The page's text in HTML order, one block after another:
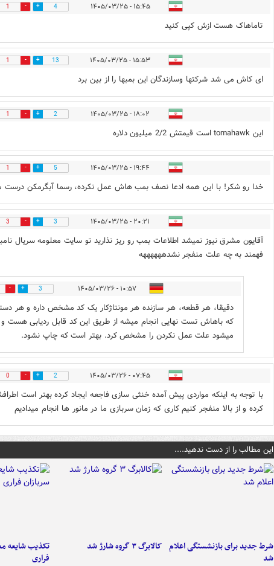
۱۵:۴۵ - ۱۴۰۵/۰۳/۲۵ 4
1
تاماهاک هست ازش کپی کنید
۱۵:۵۳ - ۱۴۰۵/۰۳/۲۵ 13
1
ای کاش می شد شرکتها وسازندگان این بمبها را از بین برد
۱۸:۰۲ - ۱۴۰۵/۰۳/۲۵ 2
1
این tomahawk است قیمتش 2/2 میلیون دلاره
۱۹:۴۴ - ۱۴۰۵/۰۳/۲۵ 5
1
خدا رو شکر! با این همه ادعا نصف بمب هاش عمل نکرده، رسما آبگرمکن درست
۲۰:۲۱ - ۱۴۰۵/۰۳/۲۵ 3
3
آقایون مشرق نیوز نمیشد اطلاعات بمب رو ریز نذارید تو سایت معلومه سریال
فهمند به چه علت منفجر نشدههههههه
۱۰:۵۷ - ۱۴۰۵/۰۳/۲۶ 3
دقیقا، هر قطعه، هر سازنده هر مونتاژکار یک کد مشخص داره و هر
که باهاش تست نهایی انجام میشه از طریق این کد قابل ردیابی هست و
میشود علت عمل نکردن را مشخص کرد. بهتر است که چاپ نشود.
۰۷:۴۵ - ۱۴۰۵/۰۳/۲۶ 2
0
با توجه به اینکه مواردی پیش آمده خنثی سازی فاجعه ایجاد کرده بهتر است
کرده و از بالا منفجر کنیم کاری که زمان سربازی ما در مانور ها انجام میدادیم
این مطالب را از دست ندهید....
شرط جدید برای بازنشستگی اعلام
شد
کالابرگ ۳ گروه شارژ شد
تکذیب شایعه
فراری